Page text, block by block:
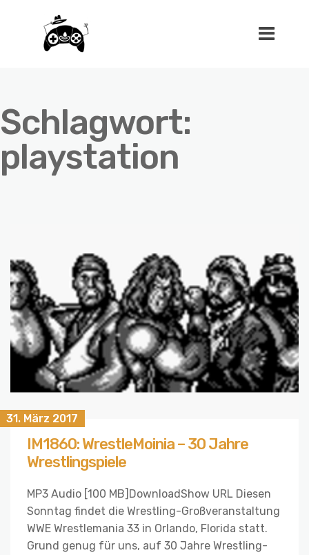
Schlagwort:
playstation
31. März 2017
IM1860: WrestleMoinia – 30 Jahre
Wrestlingspiele
MP3 Audio [100 MB]DownloadShow URL Diesen
Sonntag findet die Wrestling-Großveranstaltung
WWE Wrestlemania 33 in Orlando, Florida statt.
Grund genug für uns, auf 30 Jahre Wrestling-